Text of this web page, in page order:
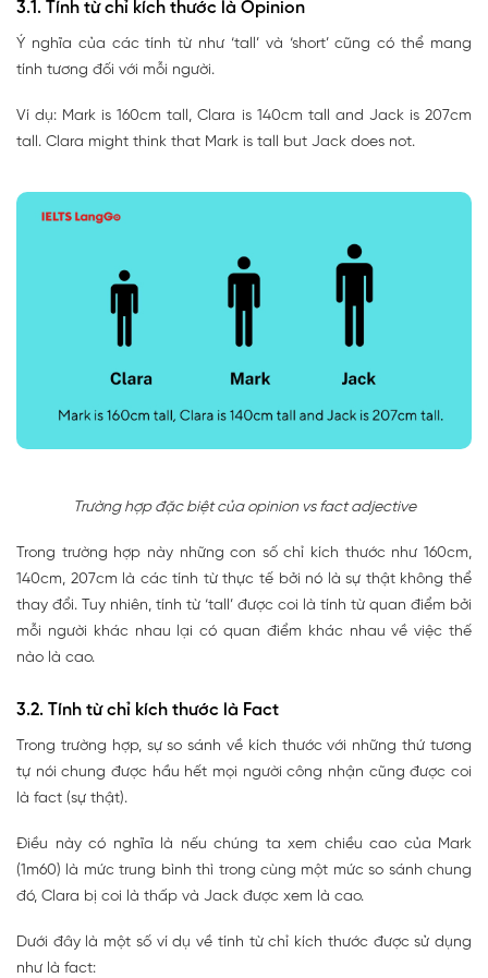
3.1. Tính từ chỉ kích thước là Opinion
Ý nghĩa của các tính từ như ‘tall’ và ‘short’ cũng có thể mang
tính tương đối với mỗi người.
Ví dụ: Mark is 160cm tall, Clara is 140cm tall and Jack is 207cm
tall. Clara might think that Mark is tall but Jack does not.
Trường hợp đặc biệt của opinion vs fact adjective
Trong trường hợp này những con số chỉ kích thước như 160cm,
140cm, 207cm là các tính từ thực tế bởi nó là sự thật không thể
thay đổi. Tuy nhiên, tính từ ‘tall’ được coi là tính từ quan điểm bởi
mỗi người khác nhau lại có quan điểm khác nhau về việc thế
nào là cao.
3.2. Tính từ chỉ kích thước là Fact
Trong trường hợp, sự so sánh về kích thước với những thứ tương
tự nói chung được hầu hết mọi người công nhận cũng được coi
là fact (sự thật).
Điều này có nghĩa là nếu chúng ta xem chiều cao của Mark
(1m60) là mức trung bình thì trong cùng một mức so sánh chung
đó, Clara bị coi là thấp và Jack được xem là cao.
Dưới đây là một số ví dụ về tính từ chỉ kích thước được sử dụng
như là fact: